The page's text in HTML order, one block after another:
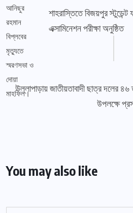
শাহরাস্তিতে বিজয়পুর
এক্সামিনেশন পরীক্ষা অনুষ্ঠিত
উল্লাপাড়ায় জাতীয়তাবাদী ছাত্র দলের ৪৬
উপলক্ষে
You may also like